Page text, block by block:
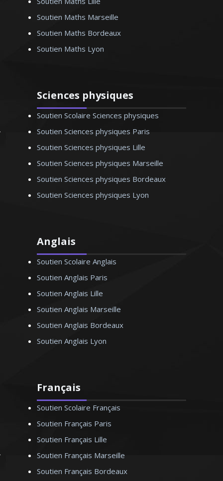
Soutien Maths Marseille
Soutien Maths Bordeaux
Soutien Maths Lyon
Sciences physiques
Soutien Scolaire Sciences physiques
Soutien Sciences physiques Paris
Soutien Sciences physiques Lille
Soutien Sciences physiques Marseille
Soutien Sciences physiques Bordeaux
Soutien Sciences physiques Lyon
Anglais
Soutien Scolaire Anglais
Soutien Anglais Paris
Soutien Anglais Lille
Soutien Anglais Marseille
Soutien Anglais Bordeaux
Soutien Anglais Lyon
Français
Soutien Scolaire Français
Soutien Français Paris
Soutien Français Lille
Soutien Français Marseille
Soutien Français Bordeaux